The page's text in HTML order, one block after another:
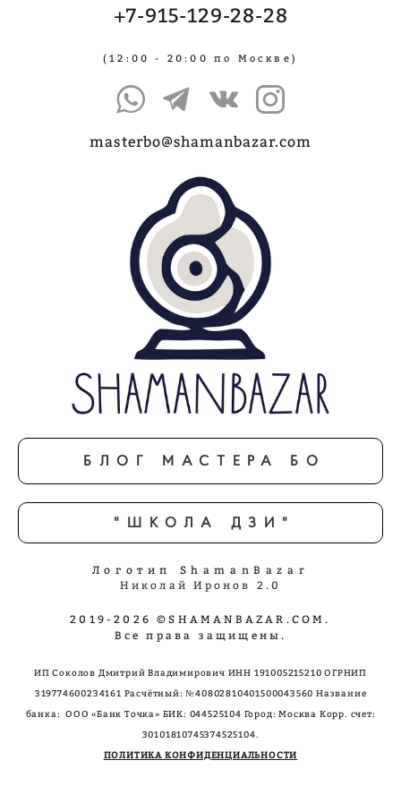
+7-915-129-28-28
(12:00 - 20:00 по Москве)
masterbo@shamanbazar.com
БЛОГ МАСТЕРА БО
"ШКОЛА ДЗИ"
Логотип ShamanBazar
Николай Иронов 2.0
2019-2026 ©SHAMANBAZAR.COM.
Все права защищены.
ИП Соколов Дмитрий Владимирович ИНН 191005215210 ОГРНИП
319774600234161 Расчётный: №40802810401500043560 Название
банка: ООО «Банк Точка» БИК: 044525104 Город: Москва Корр. счет:
30101810745374525104.
ПОЛИТИКА КОНФИДЕНЦИАЛЬНОСТИ